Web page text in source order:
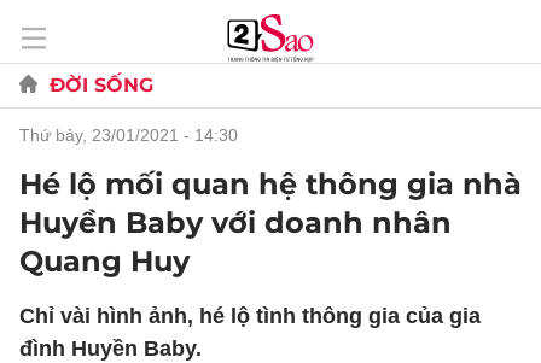
ĐỜI SỐNG
thứ bảy, 23/01/2021 - 14:30
Hé lộ mối quan hệ thông gia nhà
Huyền Baby với doanh nhân
Quang Huy
Chỉ vài hình ảnh, hé lộ tình thông gia của gia
đình Huyền Baby.